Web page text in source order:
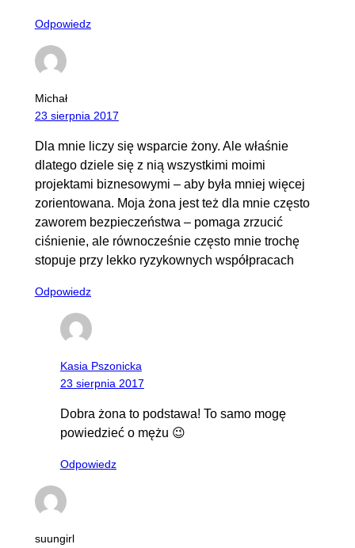
Odpowiedz
Michał
23 sierpnia 2017
Dla mnie liczy się wsparcie żony. Ale właśnie
dlatego dziele się z nią wszystkimi moimi
projektami biznesowymi – aby była mniej więcej
zorientowana. Moja żona jest też dla mnie często
zaworem bezpieczeństwa – pomaga zrzucić
ciśnienie, ale równocześnie często mnie trochę
stopuje przy lekko ryzykownych współpracach
Odpowiedz
Kasia Pszonicka
23 sierpnia 2017
Dobra żona to podstawa! To samo mogę
powiedzieć o mężu 😉
Odpowiedz
suungirl